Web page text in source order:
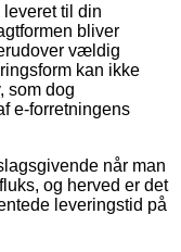
til din
bliver
vældig
kan ikke
som dog
e-forretningens
når man
og herved er det
leveringstid på